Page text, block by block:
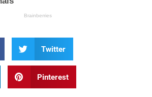
Twitter
Pinterest